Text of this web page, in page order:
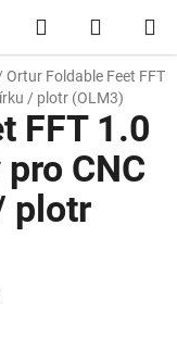
Hledat
KOŠÍK
Ortur Foldable Feet FFT
/ plotr (OLM3)
FFT 1.0
CNC
plotr